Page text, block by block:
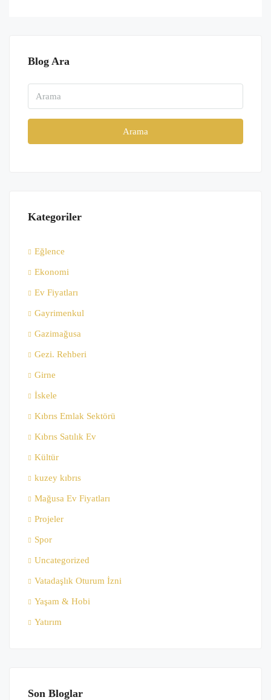
Blog Ara
Arama
Kategoriler
Eğlence
Ekonomi
Ev Fiyatları
Gayrimenkul
Gazimağusa
Gezi. Rehberi
Girne
İskele
Kıbrıs Emlak Sektörü
Kıbrıs Satılık Ev
Kültür
kuzey kıbrıs
Mağusa Ev Fiyatları
Projeler
Spor
Uncategorized
Vatadaşlık Oturum İzni
Yaşam & Hobi
Yatırım
Son Bloglar